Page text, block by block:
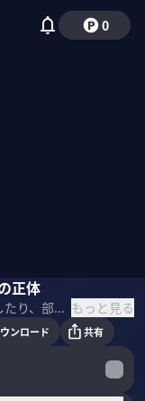
0
正体
今、残業しないようにしたり、部下が失敗しないようにして逆に若手が成長の機会を奪われてしまっていると感じてしまうホワイトハラスメントが起きている。 最新の転職業界の動向をマイナビ キャリアリサーチLabの関根貴広氏と紐解く。 ＜ゲスト＞ マイナビ キャリアリサーチLab｜関根貴広 2006年、中途で入社。人材紹介・人材派遣のリクルーティングアドバイザー、人材紹介・人材派遣のマーケティング職を経て現職へ。主にアルバイトや派遣社員などの非正規社員領域、正社員の中途採用領域の2つの領域における雇用や労働に関するさまざまなアンケート調査の立案・運用・分析を担当。 ＜目次＞ もっと見る
ンロード 共有